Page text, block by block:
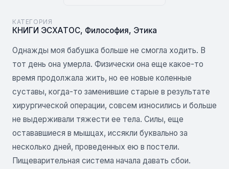
КАТЕГОРИЯ
КНИГИ ЭСХАТОС, Философия, Этика
Однажды моя бабушка больше не смогла ходить. В
тот день она умерла. Физически она еще какое-то
время продолжала жить, но ее новые коленные
суставы, когда-то заменившие старые в результате
хирургической операции, совсем износились и больше
не выдерживали тяжести ее тела. Силы, еще
остававшиеся в мышцах, иссякли буквально за
несколько дней, проведенных ею в постели.
Пищеварительная система начала давать сбои.